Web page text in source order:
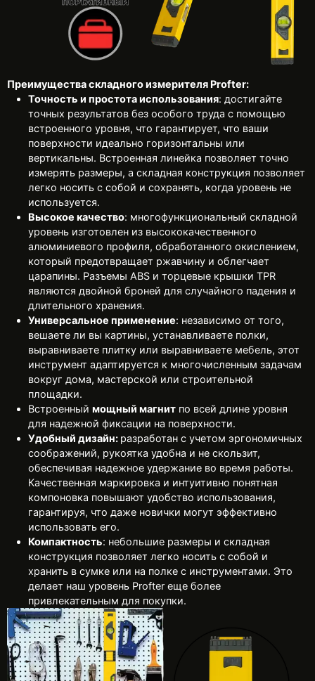
Преимущества складного измерителя Profter:
Точность и простота использования: достигайте
точных результатов без особого труда с помощью
встроенного уровня, что гарантирует, что ваши
поверхности идеально горизонтальны или
вертикальны. Встроенная линейка позволяет точно
измерять размеры, а складная конструкция позволяет
легко носить с собой и сохранять, когда уровень не
используется.
Высокое качество: многофункциональный складной
уровень изготовлен из высококачественного
алюминиевого профиля, обработанного окислением,
который предотвращает ржавчину и облегчает
царапины. Разъемы ABS и торцевые крышки TPR
являются двойной броней для случайного падения и
длительного хранения.
Универсальное применение: независимо от того,
вешаете ли вы картины, устанавливаете полки,
выравниваете плитку или выравниваете мебель, этот
инструмент адаптируется к многочисленным задачам
вокруг дома, мастерской или строительной
площадки.
Встроенный мощный магнит по всей длине уровня
для надежной фиксации на поверхности.
Удобный дизайн: разработан с учетом эргономичных
соображений, рукоятка удобна и не скользит,
обеспечивая надежное удержание во время работы.
Качественная маркировка и интуитивно понятная
компоновка повышают удобство использования,
гарантируя, что даже новички могут эффективно
использовать его.
Компактность: небольшие размеры и складная
конструкция позволяет легко носить с собой и
хранить в сумке или на полке с инструментами. Это
делает наш уровень Profter еще более
привлекательным для покупки.